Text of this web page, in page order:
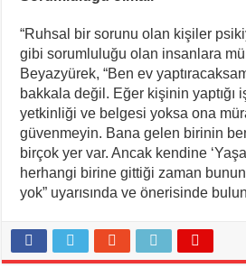
“Ruhsal bir sorunu olan kişiler
gibi sorumluluğu olan insanlara
Beyazyürek, “Ben ev
bakkala değil. Eğer kişinin yaptığı
yetkinliği ve belgesi yoksa ona
güvenmeyin. Bana gelen birinin
birçok yer var. Ancak kendine
herhangi birine gittiği zaman
yok” uyarısında ve önerisinde